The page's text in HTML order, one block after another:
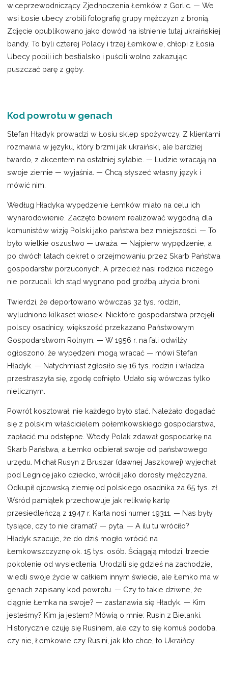
wiceprzewodniczący Zjednoczenia Łemków z Gorlic. — We
wsi Łosie ubecy zrobili fotografię grupy mężczyzn z bronią.
Zdjęcie opublikowano jako dowód na istnienie tutaj ukraińskiej
bandy. To byli czterej Polacy i trzej Łemkowie, chłopi z Łosia.
Ubecy pobili ich bestialsko i puścili wolno zakazując
puszczać parę z gęby.
Kod powrotu w genach
Stefan Hładyk prowadzi w Łosiu sklep spożywczy. Z klientami
rozmawia w języku, który brzmi jak ukraiński, ale bardziej
twardo, z akcentem na ostatniej sylabie. — Ludzie wracają na
swoje ziemie — wyjaśnia. — Chcą słyszeć własny język i
mówić nim.
Według Hładyka wypędzenie Łemków miało na celu ich
wynarodowienie. Zaczęto bowiem realizować wygodną dla
komunistów wizję Polski jako państwa bez mniejszości. — To
było wielkie oszustwo — uważa. — Najpierw wypędzenie, a
po dwóch latach dekret o przejmowaniu przez Skarb Państwa
gospodarstw porzuconych. A przecież nasi rodzice niczego
nie porzucali. Ich stąd wygnano pod groźbą użycia broni.
Twierdzi, że deportowano wówczas 32 tys. rodzin,
wyludniono kilkaset wiosek. Niektóre gospodarstwa przejęli
polscy osadnicy, większość przekazano Państwowym
Gospodarstwom Rolnym. — W 1956 r. na fali odwilży
ogłoszono, że wypędzeni mogą wracać — mówi Stefan
Hładyk. — Natychmiast zgłosiło się 16 tys. rodzin i władza
przestraszyła się, zgodę cofnięto. Udało się wówczas tylko
nielicznym.
Powrót kosztował, nie każdego było stać. Należało dogadać
się z polskim właścicielem połemkowskiego gospodarstwa,
zapłacić mu odstępne. Wtedy Polak zdawał gospodarkę na
Skarb Państwa, a Łemko odbierał swoje od państwowego
urzędu. Michał Rusyn z Bruszar (dawnej Jaszkowej) wyjechał
pod Legnicę jako dziecko, wrócił jako dorosły mężczyzna.
Odkupił ojcowską ziemię od polskiego osadnika za 65 tys. zł.
Wśród pamiątek przechowuje jak relikwię kartę
przesiedleńczą z 1947 r. Karta nosi numer 19311. — Nas były
tysiące, czy to nie dramat? — pyta. — A ilu tu wróciło?
Hładyk szacuje, że do dziś mogło wrócić na
Łemkowszczyznę ok. 15 tys. osób. Ściągają młodzi, trzecie
pokolenie od wysiedlenia. Urodzili się gdzieś na zachodzie,
wiedli swoje życie w całkiem innym świecie, ale Łemko ma w
genach zapisany kod powrotu. — Czy to takie dziwne, że
ciągnie Łemka na swoje? — zastanawia się Hładyk. — Kim
jesteśmy? Kim ja jestem? Mówią o mnie: Rusin z Bielanki.
Historycznie czuję się Rusinem, ale czy to się komuś podoba,
czy nie, Łemkowie czy Rusini, jak kto chce, to Ukraińcy.